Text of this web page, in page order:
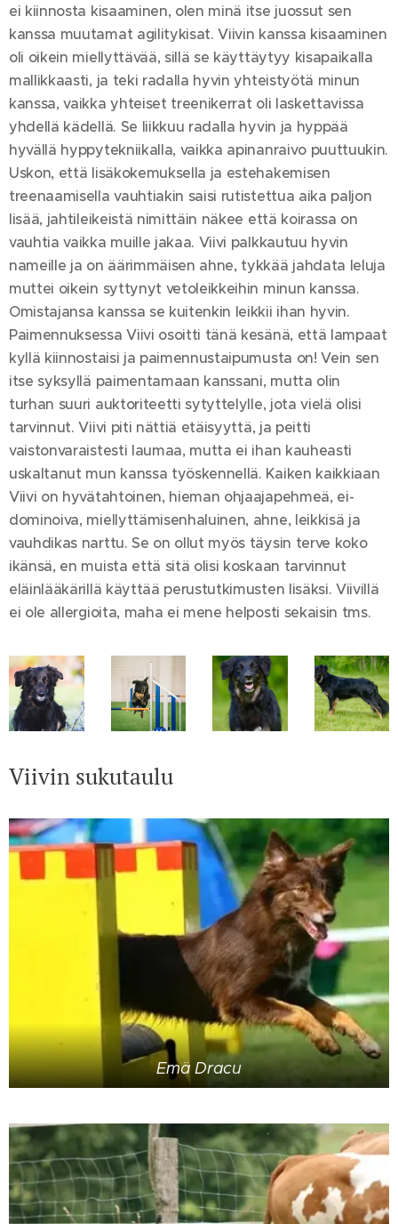
ei kiinnosta kisaaminen, olen minä itse juossut sen
kanssa muutamat agilitykisat. Viivin kanssa kisaaminen
oli oikein miellyttävää, sillä se käyttäytyy kisapaikalla
mallikkaasti, ja teki radalla hyvin yhteistyötä minun
kanssa, vaikka yhteiset treenikerrat oli laskettavissa
yhdellä kädellä. Se liikkuu radalla hyvin ja hyppää
hyvällä hyppytekniikalla, vaikka apinanraivo puuttuukin.
Uskon, että lisäkokemuksella ja estehakemisen
treenaamisella vauhtiakin saisi rutistettua aika paljon
lisää, jahtileikeistä nimittäin näkee että koirassa on
vauhtia vaikka muille jakaa. Viivi palkkautuu hyvin
nameille ja on äärimmäisen ahne, tykkää jahdata leluja
muttei oikein syttynyt vetoleikkeihin minun kanssa.
Omistajansa kanssa se kuitenkin leikkii ihan hyvin.
Paimennuksessa Viivi osoitti tänä kesänä, että lampaat
kyllä kiinnostaisi ja paimennustaipumusta on! Vein sen
itse syksyllä paimentamaan kanssani, mutta olin
turhan suuri auktoriteetti sytyttelylle, jota vielä olisi
tarvinnut. Viivi piti nättiä etäisyyttä, ja peitti
vaistonvaraistesti laumaa, mutta ei ihan kauheasti
uskaltanut mun kanssa työskennellä. Kaiken kaikkiaan
Viivi on hyvätahtoinen, hieman ohjaajapehmeä, ei-
dominoiva, miellyttämisenhaluinen, ahne, leikkisä ja
vauhdikas narttu. Se on ollut myös täysin terve koko
ikänsä, en muista että sitä olisi koskaan tarvinnut
eläinlääkärillä käyttää perustutkimusten lisäksi. Viivillä
ei ole allergioita, maha ei mene helposti sekaisin tms.
Viivin sukutaulu
Emä Dracu